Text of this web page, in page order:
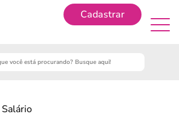
Cadastrar
Salário